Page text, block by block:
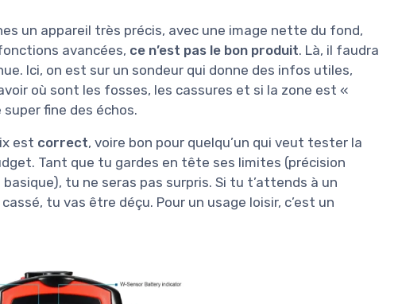
un appareil très précis, avec une image nette du fond,
avancées, ce n’est pas le bon produit. Là, il faudra
Ici, on est sur un sondeur qui donne des infos utiles,
où sont les fosses, les cassures et si la zone est «
fine des échos.
est correct, voire bon pour quelqu’un qui veut tester la
Tant que tu gardes en tête ses limites (précision
tu ne seras pas surpris. Si tu t’attends à un
tu vas être déçu. Pour un usage loisir, c’est un